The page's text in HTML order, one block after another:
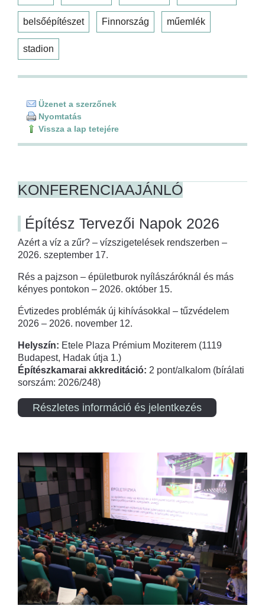
belsőépítészet Finnország műemlék
stadion
Üzenet a szerzőnek
Nyomtatás
Vissza a lap tetejére
KONFERENCIAAJÁNLÓ
Építész Tervezői Napok 2026
Azért a víz a zűr? – vízszigetelések rendszerben –
2026. szeptember 17.
Rés a pajzson – épületburok nyílászáróknál és más
kényes pontokon – 2026. október 15.
Évtizedes problémák új kihívásokkal – tűzvédelem
2026 – 2026. november 12.
Helyszín: Etele Plaza Prémium Moziterem (1119
Budapest, Hadak útja 1.)
Építészkamarai akkreditáció: 2 pont/alkalom (bírálati
sorszám: 2026/248)
Részletes információ és jelentkezés